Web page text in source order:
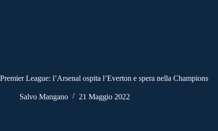
Premier League: l’Arsenal ospita l’Everton e spera nella Champions
Salvo Mangano 21 Maggio 2022